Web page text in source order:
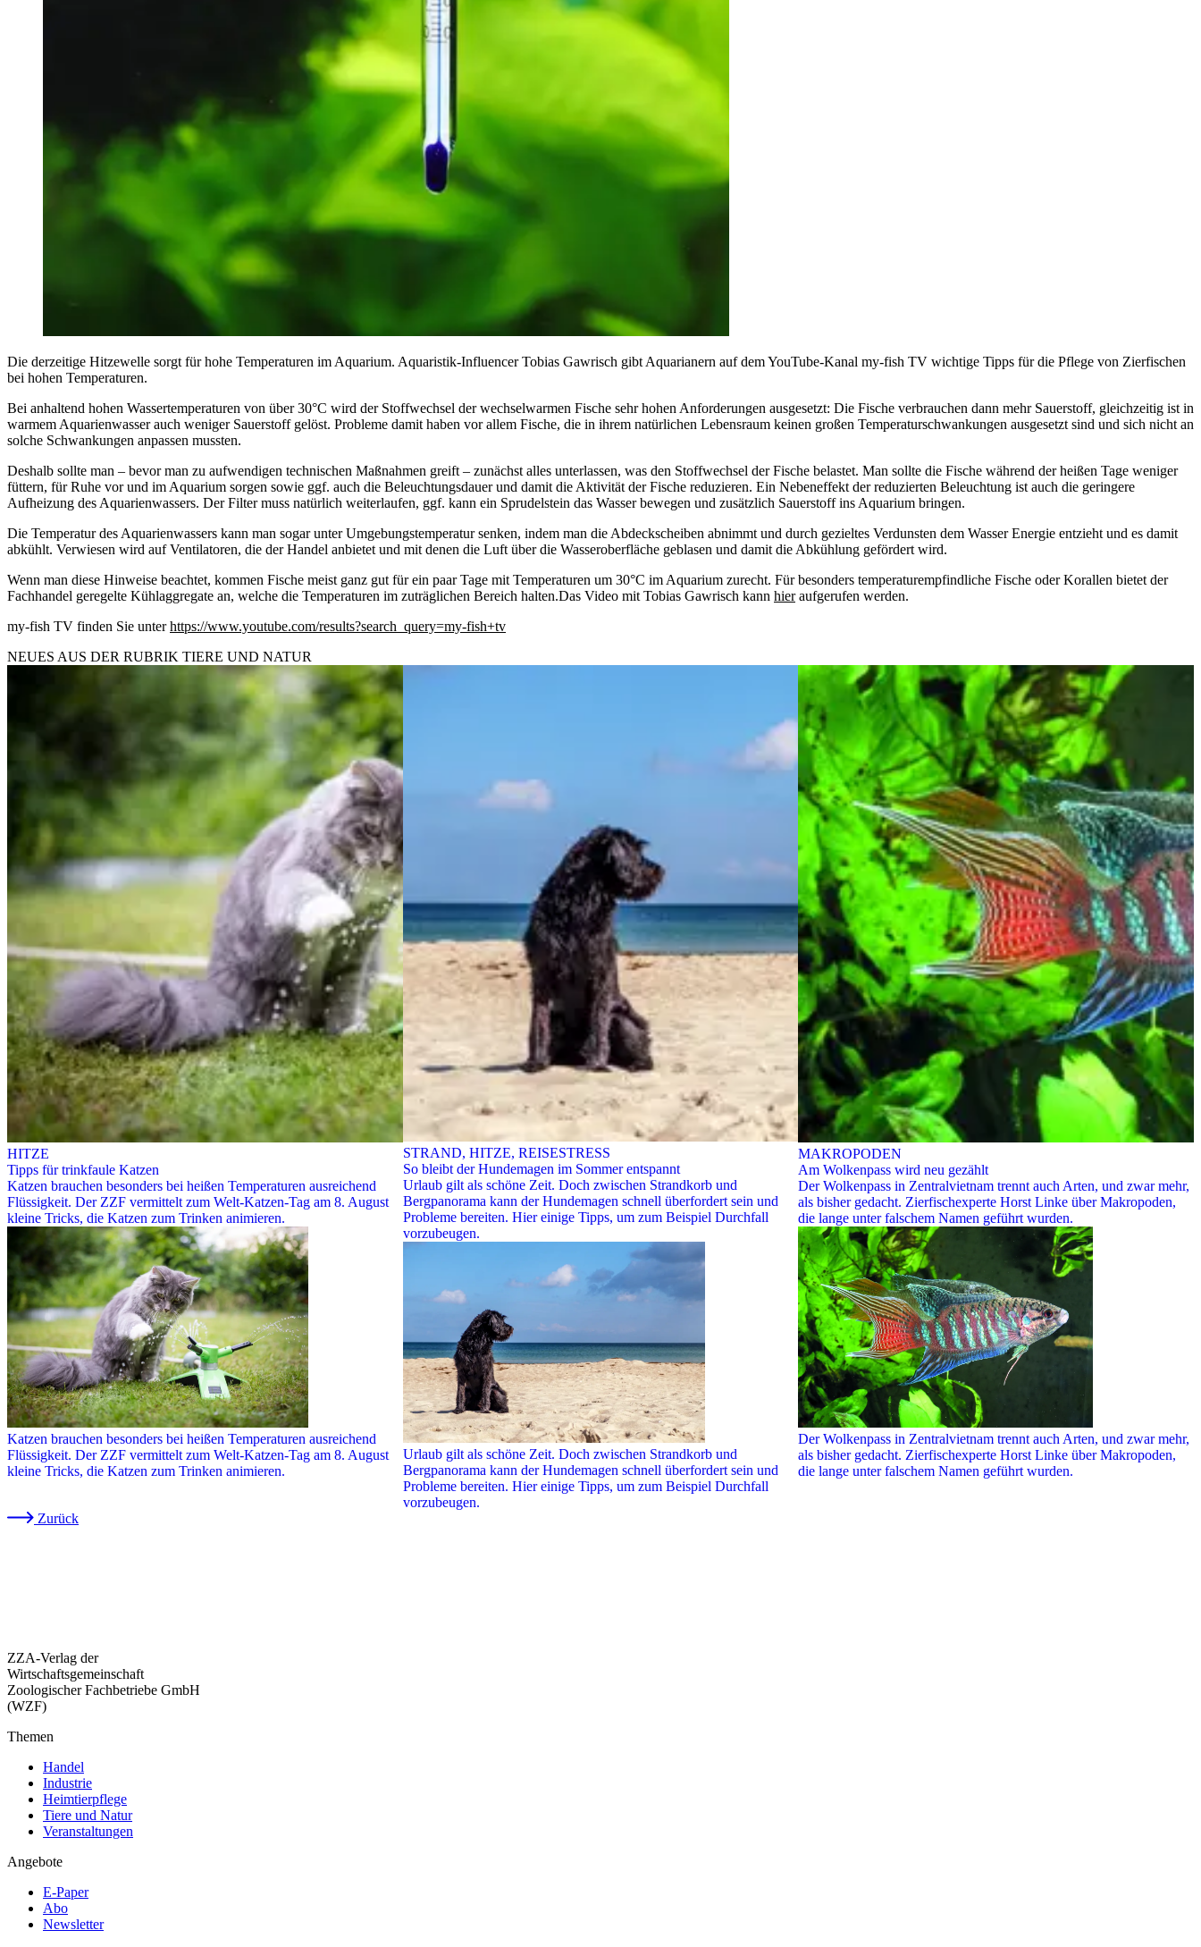
Die derzeitige Hitzewelle sorgt für hohe Temperaturen im Aquarium. Aquaristik-Influencer Tobias Gawrisch gibt Aquarianern auf dem YouTube-Kanal my-fish TV wichtige Tipps für die Pflege von Zierfischen
bei hohen Temperaturen.
Bei anhaltend hohen Wassertemperaturen von über 30°C wird der Stoffwechsel der wechselwarmen Fische sehr hohen Anforderungen ausgesetzt: Die Fische verbrauchen dann mehr Sauerstoff, gleichzeitig ist in
warmem Aquarienwasser auch weniger Sauerstoff gelöst. Probleme damit haben vor allem Fische, die in ihrem natürlichen Lebensraum keinen großen Temperaturschwankungen ausgesetzt sind und sich nicht an
solche Schwankungen anpassen mussten.
Deshalb sollte man – bevor man zu aufwendigen technischen Maßnahmen greift – zunächst alles unterlassen, was den Stoffwechsel der Fische belastet. Man sollte die Fische während der heißen Tage weniger
füttern, für Ruhe vor und im Aquarium sorgen sowie ggf. auch die Beleuchtungsdauer und damit die Aktivität der Fische reduzieren. Ein Nebeneffekt der reduzierten Beleuchtung ist auch die geringere
Aufheizung des Aquarienwassers. Der Filter muss natürlich weiterlaufen, ggf. kann ein Sprudelstein das Wasser bewegen und zusätzlich Sauerstoff ins Aquarium bringen.
Die Temperatur des Aquarienwassers kann man sogar unter Umgebungstemperatur senken, indem man die Abdeckscheiben abnimmt und durch gezieltes Verdunsten dem Wasser Energie entzieht und es damit
abkühlt. Verwiesen wird auf Ventilatoren, die der Handel anbietet und mit denen die Luft über die Wasseroberfläche geblasen und damit die Abkühlung gefördert wird.
Wenn man diese Hinweise beachtet, kommen Fische meist ganz gut für ein paar Tage mit Temperaturen um 30°C im Aquarium zurecht. Für besonders temperaturempfindliche Fische oder Korallen bietet der
Fachhandel geregelte Kühlaggregate an, welche die Temperaturen im zuträglichen Bereich halten.Das Video mit Tobias Gawrisch kann hieraufgerufen werden.
my-fish TV finden Sie unterhttps://www.youtube.com/results?search_query=my-fish+tv
NEUES AUS DER RUBRIK TIERE UND NATUR
HITZE
Tipps für trinkfaule Katzen
Katzen brauchen besonders bei heißen Temperaturen ausreichend
Flüssigkeit. Der ZZF vermittelt zum Welt-Katzen-Tag am 8. August
kleine Tricks, die Katzen zum Trinken animieren.
Katzen brauchen besonders bei heißen Temperaturen ausreichend
Flüssigkeit. Der ZZF vermittelt zum Welt-Katzen-Tag am 8. August
kleine Tricks, die Katzen zum Trinken animieren.
STRAND, HITZE, REISESTRESS
So bleibt der Hundemagen im Sommer entspannt
Urlaub gilt als schöne Zeit. Doch zwischen Strandkorb und
Bergpanorama kann der Hundemagen schnell überfordert sein und
Probleme bereiten. Hier einige Tipps, um zum Beispiel Durchfall
vorzubeugen.
Urlaub gilt als schöne Zeit. Doch zwischen Strandkorb und
Bergpanorama kann der Hundemagen schnell überfordert sein und
Probleme bereiten. Hier einige Tipps, um zum Beispiel Durchfall
vorzubeugen.
MAKROPODEN
Am Wolkenpass wird neu gezählt
Der Wolkenpass in Zentralvietnam trennt auch Arten, und zwar mehr,
als bisher gedacht. Zierfischexperte Horst Linke über Makropoden,
die lange unter falschem Namen geführt wurden.
Der Wolkenpass in Zentralvietnam trennt auch Arten, und zwar mehr,
als bisher gedacht. Zierfischexperte Horst Linke über Makropoden,
die lange unter falschem Namen geführt wurden.
Zurück
ZZA-Verlag der
Wirtschaftsgemeinschaft
Zoologischer Fachbetriebe GmbH
(WZF)
Themen
Handel
Industrie
Heimtierpflege
Tiere und Natur
Veranstaltungen
Angebote
E-Paper
Abo
Newsletter